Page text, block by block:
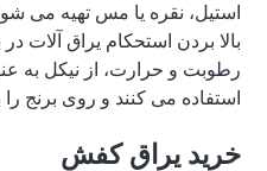
استیل، نقره یا مس تهیه می
بالا بردن استحکام یراق آلات
رطوبت و حرارت، از نیکل به
استفاده می کنند و روی برنج را
خرید یراق کفش